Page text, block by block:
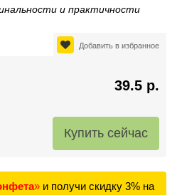
и практичности
Добавить в избранное
39.5 р.
» и получи скидку 3% на